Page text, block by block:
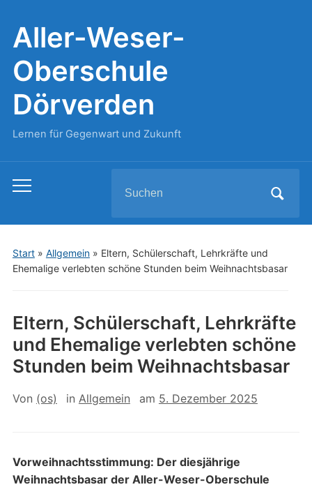
Aller-Weser-
Oberschule
Dörverden
Lernen für Gegenwart und Zukunft
Toggle
menu
for:
Start» Allgemein» Eltern, Schülerschaft, Lehrkräfte und
Ehemalige verlebten schöne Stunden beim Weihnachtsbasar
Eltern, Schülerschaft, Lehrkräfte
und Ehemalige verlebten schöne
Stunden beim Weihnachtsbasar
Von (os) in Allgemein am 5. Dezember 2025
Vorweihnachtsstimmung: Der diesjährige
Weihnachtsbasar der Aller-Weser-Oberschule